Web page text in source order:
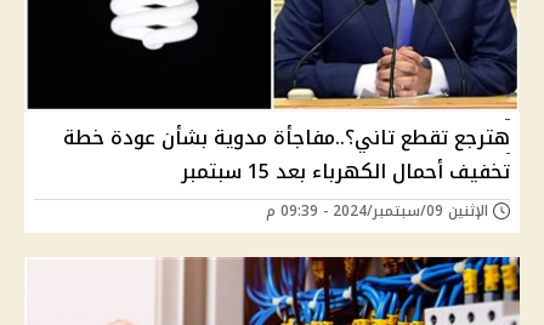
هترجع تقطع تاني؟..مفاجأة مدوية بشأن عودة خطة
تخفيف أحمال الكهرباء بعد 15 سبتمبر
الإثنين 09/سبتمبر/2024 - 09:39 م